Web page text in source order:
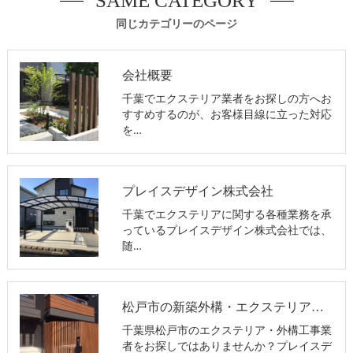
同じカテゴリーのページ
会社概要
千葉でエクステリア業者をお探しの方へお
すすめするのが、お客様目線に立った対応
を…
プレイスデザイン株式会社
千葉でエクステリアに関する各種業務を承
っているプレイスデザイン株式会社では、
随…
松戸市の新築外構・エクステリア工事
千葉県松戸市のエクステリア・外構工事業
者をお探しではありませんか？プレイスデ